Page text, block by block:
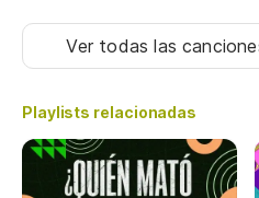
Ver todas las
Playlists relacionadas